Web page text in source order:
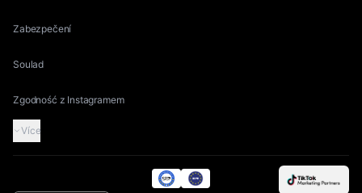
Zabezpečení
Soulad
Zgodność z Instagramem
Více